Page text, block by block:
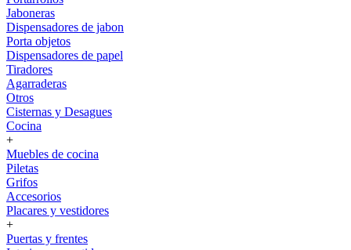
Jaboneras
Dispensadores de jabon
Porta objetos
Dispensadores de papel
Tiradores
Agarraderas
Otros
Cisternas y Desagues
Cocina
+
Muebles de cocina
Piletas
Grifos
Accesorios
Placares y vestidores
+
Puertas y frentes